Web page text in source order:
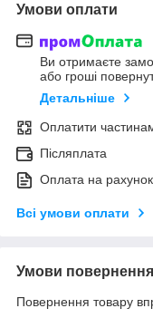
Умови оплати
Ви отримаєте
або гроші
Детальніше
Оплатити
Післяплата
Оплата на рахунок
Всі умови оплати
Умови повернення
Повернення товару